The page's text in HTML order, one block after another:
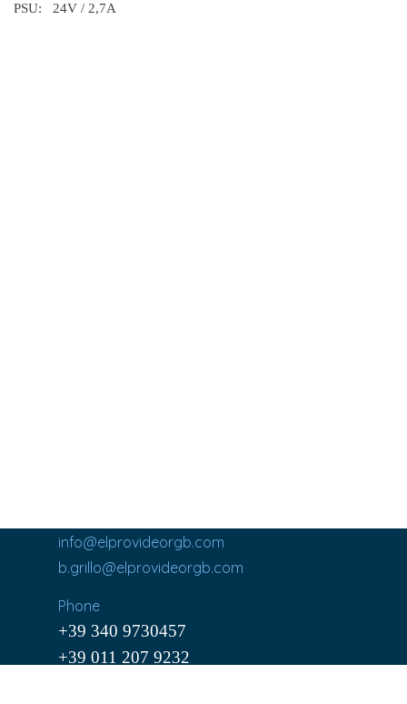
PSU: 24V / 2,7A
info@elprovideorgb.com
b.grillo@elprovideorgb.com
Phone
+39 340 9730457
+39 011 207 9232